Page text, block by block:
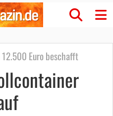
Euro beschafft